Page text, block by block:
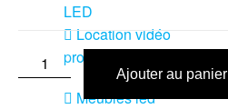
LED
Location vidéo
projecteur
Meubles led
Ajouter au panier